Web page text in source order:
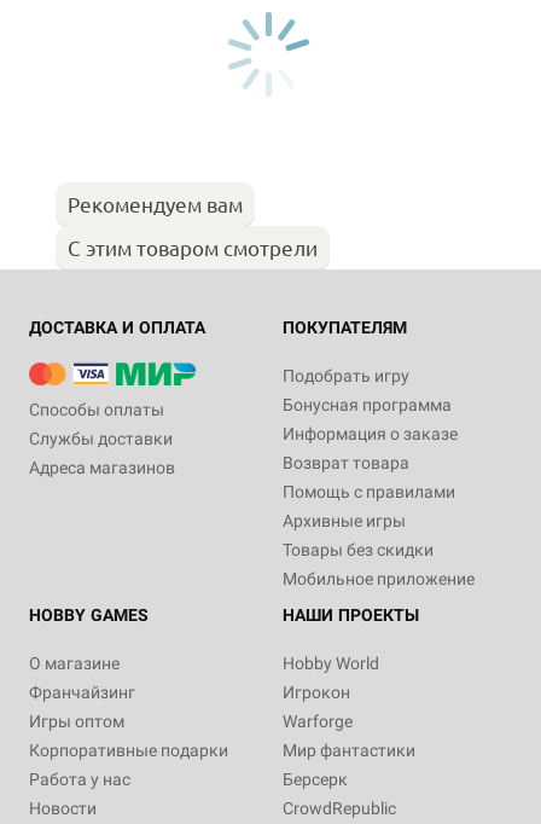
Рекомендуем вам
С этим товаром смотрели
ДОСТАВКА И ОПЛАТА
Способы оплаты
Службы доставки
Адреса магазинов
ПОКУПАТЕЛЯМ
Подобрать игру
Бонусная программа
Информация о заказе
Возврат товара
Помощь с правилами
Архивные игры
Товары без скидки
Мобильное приложение
HOBBY GAMES
О магазине
Франчайзинг
Игры оптом
Корпоративные подарки
Работа у нас
Новости
НАШИ ПРОЕКТЫ
Hobby World
Игрокон
Warforge
Мир фантастики
Берсерк
CrowdRepublic